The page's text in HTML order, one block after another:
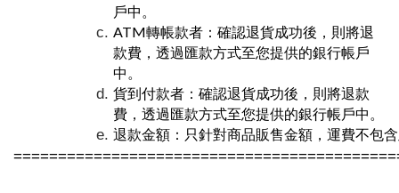
戶中 。
ATM轉帳款者： 確認退貨成功後， 則將退
款費，透過匯款方式至您提供的銀行帳戶
中 。
貨到付款者： 確認退貨成功後， 則將退款
費，透過匯款方式至您提供的銀行帳戶中 。
退款金額：只針對商品販售金額，運費不包